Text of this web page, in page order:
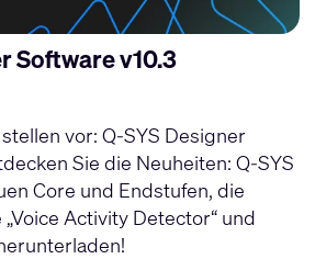
Software v10.3
vor: Q-SYS Designer
Sie die Neuheiten: Q-SYS
Core und Endstufen, die
Activity Detector“ und